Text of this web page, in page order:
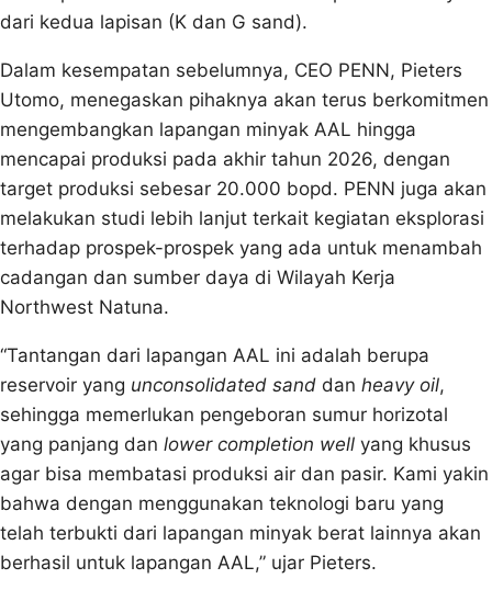
dari kedua lapisan (K dan G sand).
Dalam kesempatan sebelumnya, CEO PENN, Pieters
Utomo, menegaskan pihaknya akan terus berkomitmen
mengembangkan lapangan minyak AAL hingga
mencapai produksi pada akhir tahun 2026, dengan
target produksi sebesar 20.000 bopd. PENN juga akan
melakukan studi lebih lanjut terkait kegiatan eksplorasi
terhadap prospek-prospek yang ada untuk menambah
cadangan dan sumber daya di Wilayah Kerja
Northwest Natuna.
“Tantangan dari lapangan AAL ini adalah berupa
reservoir yang unconsolidated sand dan heavy oil,
sehingga memerlukan pengeboran sumur horizotal
yang panjang dan lower completion well yang khusus
agar bisa membatasi produksi air dan pasir. Kami yakin
bahwa dengan menggunakan teknologi baru yang
telah terbukti dari lapangan minyak berat lainnya akan
berhasil untuk lapangan AAL,” ujar Pieters.